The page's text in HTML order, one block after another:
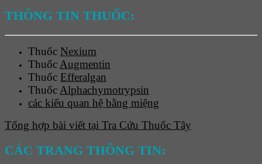
THÔNG TIN THUỐC:
Thuốc Nexium
Thuốc Augmentin
Thuốc Efferalgan
Thuốc Alphachymotrypsin
các kiểu quan hệ bằng miệng
Tổng hợp bài viết tại Tra Cứu Thuốc Tây
CÁC TRANG THÔNG TIN: